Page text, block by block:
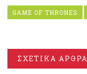
GAME OF THRONES
ΣΧΕΤΙΚΑ ΑΡΘΡΑ